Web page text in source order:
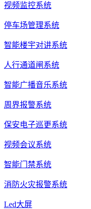
视频监控系统
停车场管理系统
智能楼宇对讲系统
人行通道闸系统
智能广播音乐系统
周界报警系统
保安电子巡更系统
视频会议系统
智能门禁系统
消防火灾报警系统
Led大屏